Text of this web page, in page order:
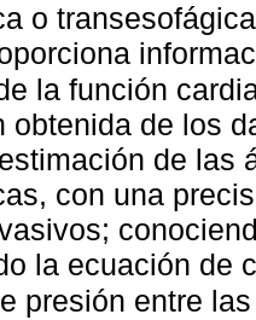
o
la función
obtenida de los
de las
con una
la ecuación de
presión entre